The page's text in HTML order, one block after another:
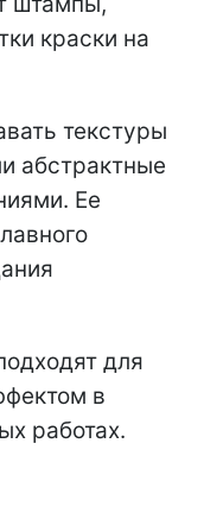
краски на
текстуры
абстрактные
Ее
для
в
работах.